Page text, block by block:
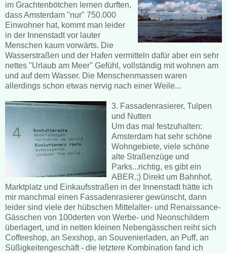
im Grachtenbötchen lernen durften,
dass Amsterdam "nur" 750.000
Einwohner hat, kommt man leider
in der Innenstadt vor lauter
Menschen kaum vorwärts. Die
Wasserstraßen und der Hafen vermitteln dafür aber ein sehr
nettes "Urlaub am Meer" Gefühl, vollständig mit wohnen am
und auf dem Wasser. Die Menschenmassen waren
allerdings schon etwas nervig nach einer Weile...
3. Fassadenrasierer, Tulpen
und Nutten
Um das mal festzuhalten:
Amsterdam hat sehr schöne
Wohngebiete, viele schöne
alte Straßenzüge und
Parks...richtig, es gibt ein
ABER.;) Direkt um Bahnhof,
Marktplatz und Einkaufsstraßen in der Innenstadt hätte ich
mir manchmal einen Fassadenrasierer gewünscht, dann
leider sind viele der hübschen Mittelalter- und Renaissance-
Gässchen von 100derten von Werbe- und Neonschildern
überlagert, und in netten kleinen Nebengässchen reiht sich
Coffeeshop, an Sexshop, an Souvenierladen, an Puff, an
Süßigkeitengeschäft - die letztere Kombination fand ich